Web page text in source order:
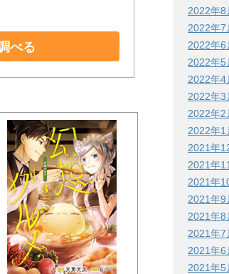
べる
2022年8
2022年7
2022年6
2022年5
2022年4
2022年3
2022年2
2022年1
2021年
2021年
2021年
2021年9
2021年8
2021年7
2021年6
2021年5